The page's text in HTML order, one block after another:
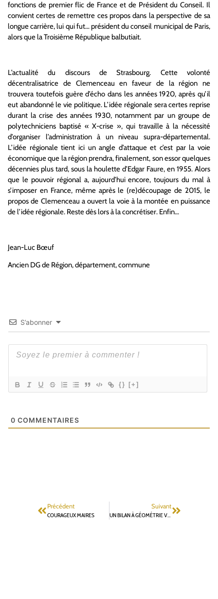
fonctions de premier flic de France et de Président du Conseil. Il
convient certes de remettre ces propos dans la perspective de sa
longue carrière, lui qui fut… président du conseil municipal de Paris,
alors que la Troisième République balbutiait.
L’actualité du discours de Strasbourg. Cette volonté
décentralisatrice de Clemenceau en faveur de la région ne
trouvera toutefois guère d’écho dans les années 1920, après qu’il
eut abandonné le vie politique. L’idée régionale sera certes reprise
durant la crise des années 1930, notamment par un groupe de
polytechniciens baptisé « X-crise », qui travaille à la nécessité
d’organiser l’administration à un niveau supra-départemental.
L’idée régionale tient ici un angle d’attaque et c’est par la voie
économique que la région prendra, finalement, son essor quelques
décennies plus tard, sous la houlette d’Edgar Faure, en 1955. Alors
que le pouvoir régional a, aujourd’hui encore, toujours du mal à
s’imposer en France, même après le (re)découpage de 2015, le
propos de Clemenceau a ouvert la voie à la montée en puissance
de l’idée régionale. Reste dès lors à la concrétiser. Enfin…
Jean-Luc Bœuf
Ancien DG de Région, département, commune
S’abonner
{} [+]
0 COMMENTAIRES
Précédent
COURAGEUX MAIRES
Suivant
UN BILAN À GÉOMÉTRIE VARIABLE